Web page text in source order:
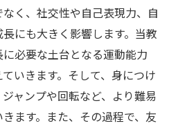
く、社交性や自己表現力、自
にも大きく影響します。当教
必要な土台となる運動能力
いきます。そして、身につけ
ャンプや回転など、より難易
ます。また、その過程で、友